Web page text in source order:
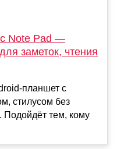
Note Pad —
заметок, чтения
планшет с
стилусом без
Подойдёт тем, кому